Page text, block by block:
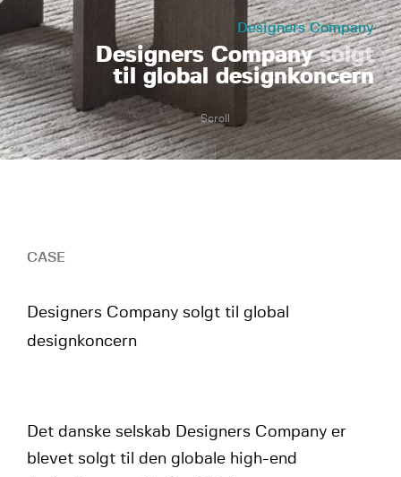
Designers Company
Designers Companysolgt
til global designkoncern
Scroll
CASE
Designers Company solgt til global
designkoncern
Det danske selskab Designers Company er
blevet solgt til den globale high-end